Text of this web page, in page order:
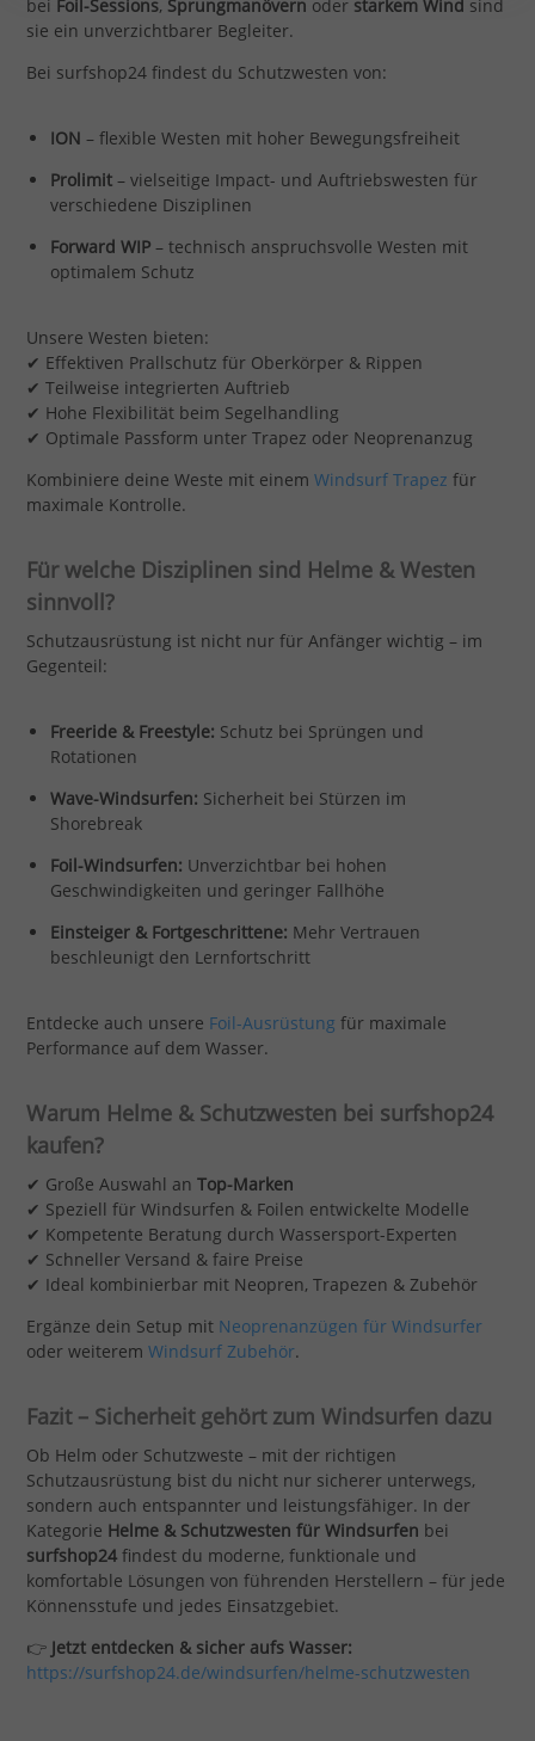
bei Foil-Sessions, Sprungmanövern oder starkem Wind sind
sie ein unverzichtbarer Begleiter.
Bei surfshop24 findest du Schutzwesten von:
ION – flexible Westen mit hoher Bewegungsfreiheit
Prolimit– vielseitige Impact- und Auftriebswesten für
verschiedene Disziplinen
Forward WIP– technisch anspruchsvolle Westen mit
optimalem Schutz
Unsere Westen bieten:
✔ Effektiven Prallschutz für Oberkörper & Rippen
✔ Teilweise integrierten Auftrieb
✔ Hohe Flexibilität beim Segelhandling
✔ Optimale Passform unter Trapez oder Neoprenanzug
Kombiniere deine Weste mit einem Windsurf Trapez für
maximale Kontrolle.
Für welche Disziplinen sind Helme & Westen
sinnvoll?
Schutzausrüstung ist nicht nur für Anfänger wichtig – im
Gegenteil:
Freeride & Freestyle: Schutz bei Sprüngen und
Rotationen
Wave-Windsurfen: Sicherheit bei Stürzen im
Shorebreak
Foil-Windsurfen: Unverzichtbar bei hohen
Geschwindigkeiten und geringer Fallhöhe
Einsteiger & Fortgeschrittene: Mehr Vertrauen
beschleunigt den Lernfortschritt
Entdecke auch unsere Foil-Ausrüstung für maximale
Performance auf dem Wasser.
Warum Helme & Schutzwesten bei surfshop24
kaufen?
✔ Große Auswahl an Top-Marken
✔ Speziell für Windsurfen & Foilen entwickelte Modelle
✔ Kompetente Beratung durch Wassersport-Experten
✔ Schneller Versand & faire Preise
✔ Ideal kombinierbar mit Neopren, Trapezen & Zubehör
Ergänze dein Setup mit Neoprenanzügen für Windsurfer
oder weiterem Windsurf Zubehör.
Fazit – Sicherheit gehört zum Windsurfen dazu
Ob Helm oder Schutzweste – mit der richtigen
Schutzausrüstung bist du nicht nur sicherer unterwegs,
sondern auch entspannter und leistungsfähiger. In der
Kategorie Helme & Schutzwesten für Windsurfen bei
surfshop24findest du moderne, funktionale und
komfortable Lösungen von führenden Herstellern – für jede
Könnensstufe und jedes Einsatzgebiet.
👉 Jetzt entdecken & sicher aufs Wasser:
https://surfshop24.de/windsurfen/helme-schutzwesten